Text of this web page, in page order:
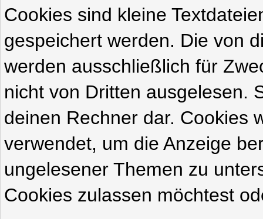
Cookies sind kleine
gespeichert werden. Die von
werden ausschließlich für
nicht von Dritten ausgelesen.
deinen Rechner dar. Cookies
verwendet, um die Anzeige
ungelesener Themen zu
Cookies zulassen möchtest